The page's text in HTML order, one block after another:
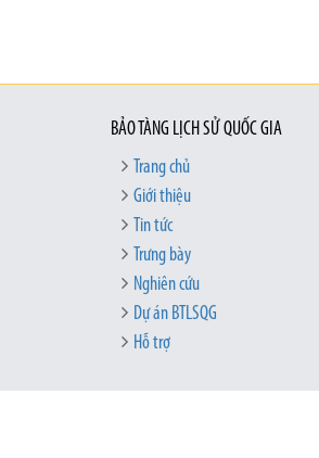
BẢO TÀNG LỊCH SỬ QUỐC GIA
Trang chủ
Giới thiệu
Tin tức
Trưng bày
Nghiên cứu
Dự án BTLSQG
Hỗ trợ